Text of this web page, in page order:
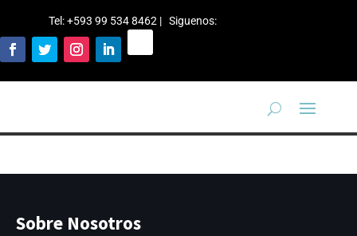
Tel: +593 99 534 8462 | Siguenos:
Sobre Nosotros